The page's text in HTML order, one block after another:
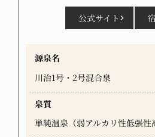
公式サイト
源泉名
川治1号・2号混合泉
泉質
単純温泉（弱アルカリ性低張性